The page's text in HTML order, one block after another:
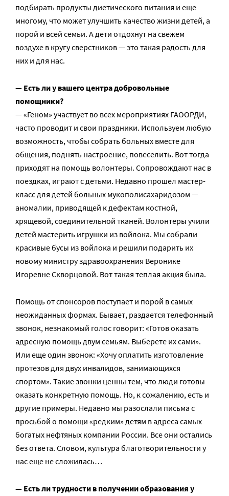
подбирать продукты диетического питания и еще
многому, что может улучшить качество жизни детей, а
порой и всей семьи. А дети отдохнут на свежем
воздухе в кругу сверстников — это такая радость для
них и для нас.
— Есть ли у вашего центра добровольные
помощники?
— «Геном» участвует во всех мероприятиях ГАООРДИ,
часто проводит и свои праздники. Используем любую
возможность, чтобы собрать больных вместе для
общения, поднять настроение, повеселить. Вот тогда
приходят на помощь волонтеры. Сопровождают нас в
поездках, играют с детьми. Недавно прошел мастер-
класс для детей больных мукополисахаридозом —
аномалии, приводящей к дефектам костной,
хрящевой, соединительной тканей. Волонтеры учили
детей мастерить игрушки из войлока. Мы собрали
красивые бусы из войлока и решили подарить их
новому министру здравоохранения Веронике
Игоревне Скворцовой. Вот такая теплая акция была.
Помощь от спонсоров поступает и порой в самых
неожиданных формах. Бывает, раздается телефонный
звонок, незнакомый голос говорит: «Готов оказать
адресную помощь двум семьям. Выберете их сами».
Или еще один звонок: «Хочу оплатить изготовление
протезов для двух инвалидов, занимающихся
спортом». Такие звонки ценны тем, что люди готовы
оказать конкретную помощь. Но, к сожалению, есть и
другие примеры. Недавно мы разослали письма с
просьбой о помощи «редким» детям в адреса самых
богатых нефтяных компании России. Все они остались
без ответа. Словом, культура благотворительности у
нас еще не сложилась…
— Есть ли трудности в получении образования у